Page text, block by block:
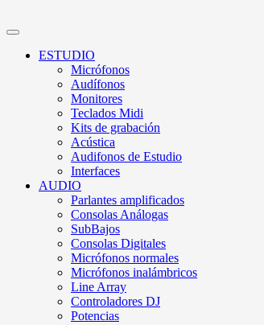
ESTUDIO
Micrófonos
Audífonos
Monitores
Teclados Midi
Kits de grabación
Acústica
Audifonos de Estudio
Interfaces
AUDIO
Parlantes amplificados
Consolas Análogas
SubBajos
Consolas Digitales
Micrófonos normales
Micrófonos inalámbricos
Line Array
Controladores DJ
Potencias